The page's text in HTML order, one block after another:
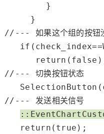
}
//--- 如果这个组的按钮
if (check_index==
return ( false
//--- 切换按钮状态
//--- 发送相关信号
::
return ( true );